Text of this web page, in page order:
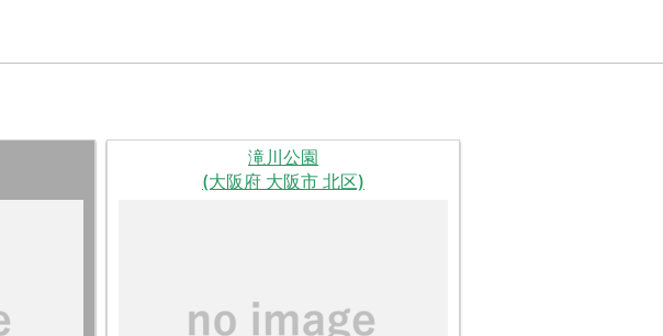
滝川公園
(大阪府 大阪市 北区)